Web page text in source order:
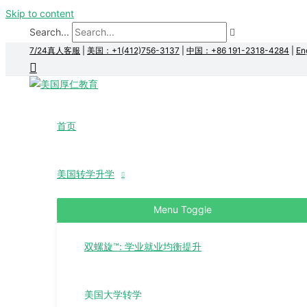
Skip to content
Search...
7/24真人客服 美国：+1(412)756-3137 中国：+86 191-2318-4284
首页
美国转学升学
Menu Toggle
双螺旋™: 学业就业均衡提升
美国大学转学